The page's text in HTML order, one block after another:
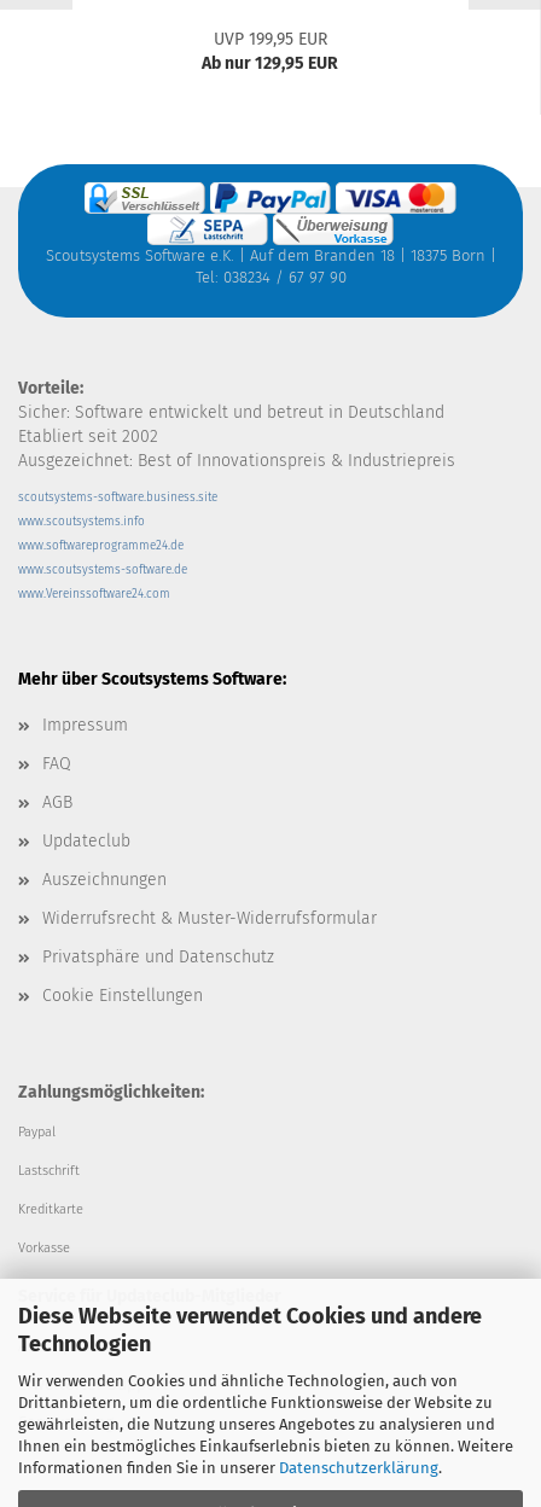
Diese Webseite verwendet Cookies und andere
Technologien
Wir verwenden Cookies und ähnliche Technologien, auch von
Drittanbietern, um die ordentliche Funktionsweise der Website zu
gewährleisten, die Nutzung unseres Angebotes zu analysieren und
Ihnen ein bestmögliches Einkaufserlebnis bieten zu können. Weitere
Informationen finden Sie in unserer Datenschutzerklärung.
UVP 199,95 EUR
Ab nur 129,95 EUR
Scoutsystems Software e.K. | Auf dem Branden 18 | 18375 Born |
Tel: 038234 / 67 97 90
Vorteile:
Sicher: Software entwickelt und betreut in Deutschland
Etabliert seit 2002
Ausgezeichnet: Best of Innovationspreis & Industriepreis
scoutsystems-software.business.site
www.scoutsystems.info
www.softwareprogramme24.de
www.scoutsystems-software.de
www.Vereinssoftware24.com
Mehr über Scoutsystems Software:
Impressum
FAQ
AGB
Updateclub
Auszeichnungen
Widerrufsrecht & Muster-Widerrufsformular
Privatsphäre und Datenschutz
Cookie Einstellungen
Zahlungsmöglichkeiten:
Paypal
Lastschrift
Kreditkarte
Vorkasse
Alle Updates
Erweiterter Support
Fernwartung